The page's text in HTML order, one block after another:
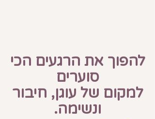
להפוך את הרגעים הכי
סוערים
למקום של עוגן, חיבור
ונשימה.